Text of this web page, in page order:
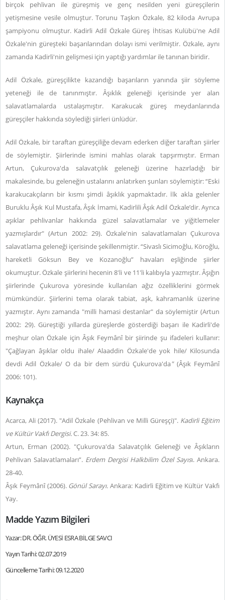
birçok pehlivan ile güreşmiş ve genç nesilden yeni güreşçilerin
yetişmesine vesile olmuştur. Torunu Taşkın Özkale, 82 kiloda Avrupa
şampiyonu olmuştur. Kadirli Adil Özkale Güreş İhtisas Kulübü'ne Adil
Özkale'nin güreşteki başarılarından dolayı ismi verilmiştir. Özkale, aynı
zamanda Kadirli'nin gelişmesi için yaptığı yardımlar ile tanınan biridir.
Adil Özkale, güreşçilikte kazandığı başarıların yanında şiir söyleme
yeteneği ile de tanınmıştır. Âşıklık geleneği içerisinde yer alan
salavatlamalarda ustalaşmıştır. Karakucak güreş meydanlarında
güreşçiler hakkında söylediği şiirleri ünlüdür.
Adil Özkale, bir taraftan güreşçiliğe devam ederken diğer taraftan şiirler
de söylemiştir. Şiirlerinde ismini mahlas olarak tapşırmıştır. Erman
Artun, Çukurova'da salavatçılık geleneği üzerine hazırladığı bir
makalesinde, bu geleneğin ustalarını anlatırken şunları söylemiştir: “Eski
karakucakçıların bir kısmı şimdi âşıklık yapmaktadır. İlk akla gelenler
Buruklu Âşık Kul Mustafa, Âşık İmami, Kadirlili Âşık Adil Özkale’dir. Ayrıca
aşıklar pehlivanlar hakkında güzel salavatlamalar ve yiğitlemeler
yazmışlardır" (Artun 2002: 29). Özkale'nin salavatlamaları Çukurova
salavatlama geleneği içerisinde şekillenmiştir. “Sivaslı Sicimoğlu, Köroğlu,
hareketli Göksun Bey ve Kozanoğlu” havaları eşliğinde şiirler
okumuştur. Özkale şiirlerini hecenin 8'li ve 11'li kalıbıyla yazmıştır. Âşığın
şiirlerinde Çukurova yöresinde kullanılan ağız özelliklerini görmek
mümkündür. Şiirlerini tema olarak tabiat, aşk, kahramanlık üzerine
yazmıştır. Aynı zamanda "milli hamasi destanlar" da söylemiştir (Artun
2002: 29). Güreştiği yıllarda güreşlerde gösterdiği başarı ile Kadirli'de
meşhur olan Özkale için Âşık Feymânî bir şiirinde şu ifadeleri kullanır:
"Çağlayan âşıklar oldu ihale/ Alaaddin Özkale'de yok hile/ Kilosunda
devdi Adil Özkale/ O da bir dem sürdü Çukurova'da" (Âşık Feymânî
2006: 101).
Kaynakça
Acarca, Ali (2017). "Adil Özkale (Pehlivan ve Milli Güreşçi)". Kadirli Eğitim
ve Kültür Vakfı Dergisi.C. 23. 34: 85.
Artun, Erman (2002). "Çukurova'da Salavatçılık Geleneği ve Âşıkların
Pehlivan Salavatlamaları”. Erdem Dergisi Halkbilim Özel Sayısı. Ankara.
28-40.
Âşık Feymânî (2006). Gönül Sarayı. Ankara: Kadirli Eğitim ve Kültür Vakfı
Yay.
Madde Yazım Bilgileri
Yazar: DR. ÖĞR. ÜYESİ ESRA BİLGE SAVCI
Yayın Tarihi: 02.07.2019
Güncelleme Tarihi: 09.12.2020